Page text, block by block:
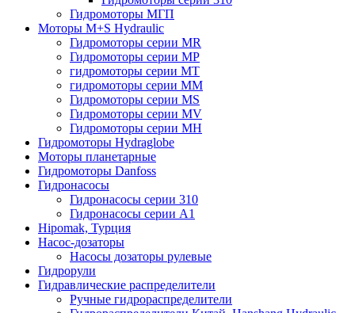
Гидромоторы МГП
Моторы M+S Hydraulic
Гидромоторы серии MR
Гидромоторы серии MP
гидромоторы серии MT
гидромоторы серии MM
Гидромоторы серии MS
Гидромоторы серии MV
Гидромоторы серии MH
Гидромоторы Hydraglobe
Моторы планетарные
Гидромоторы Danfoss
Гидронасосы
Гидронасосы серии 310
Гидронасосы серии А1
Hipomak, Турция
Насос-дозаторы
Насосы дозаторы рулевые
Гидрорули
Гидравлические распределители
Ручные гидрораспределители